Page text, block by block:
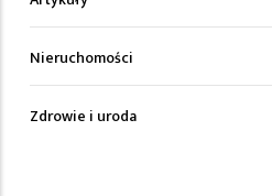
Nieruchomości
Zdrowie i uroda